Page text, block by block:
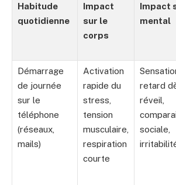
Habitude
quotidienne
Impact
sur le
corps
Impact
mental
Démarrage
de journée
sur le
téléphone
(réseaux,
mails)
Activation
rapide du
stress,
tension
musculaire,
respiration
courte
retard
réveil,
sociale,